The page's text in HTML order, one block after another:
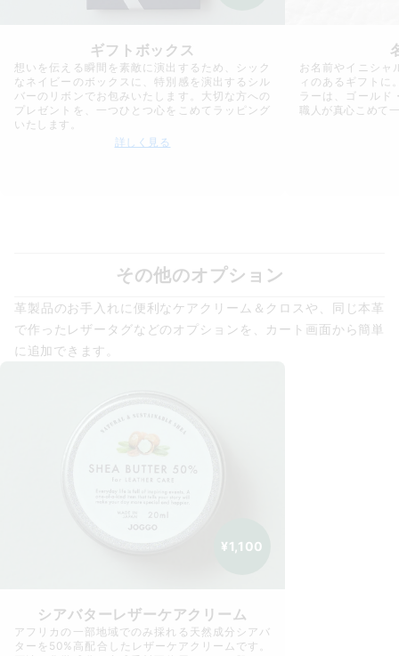
ギフトボックス
想いを伝える瞬間を素敵に演出するため、シック
なネイビーのボックスに、特別感を演出するシル
バーのリボンでお包みいたします。大切な方への
プレゼントを、一つひとつ心をこめてラッピング
いたします。
詳しく見る
お名前やイニシャ
ィのあるギフトに
ラーは、ゴール
職人が真心こめて
その他のオプション
革製品のお手入れに便利なケアクリーム＆クロスや、同じ本革
で作ったレザータグなどのオプションを、カート画面から簡単
に追加できます。
¥1,100
シアバターレザーケアクリーム
アフリカの一部地域でのみ採れる天然成分シアバ
ターを50%高配合したレザーケアクリームです。